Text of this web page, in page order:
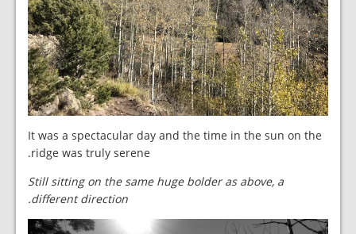
It was a spectacular day and the time in the sun on the
ridge was truly serene.
Still sitting on the same huge bolder as above, a
different direction.